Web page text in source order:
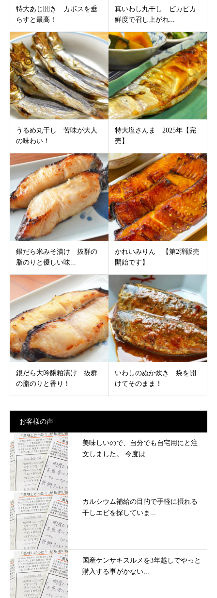
特大あじ開き カボスを垂
らすと最高！
真いわし丸干し ピカピカ
鮮度で召し上がれ...
うるめ丸干し 苦味が大人
の味わい！
特大塩さんま 2025年【完
売】
銀だら米みそ漬け 抜群の
脂のりと優しい味...
かれいみりん 【第2弾販売
開始です】
銀だら大吟醸粕漬け 抜群
の脂のりと香り！
いわしのぬか炊き 袋を開
けてそのまま！
お客様の声
美味しいので、自分でも自宅用にと注
文しました。 今度は...
カルシウム補給の目的で手軽に摂れる
干しエビを探していま...
国産ケンサキスルメを3年越しでやっと
購入する事がかない...